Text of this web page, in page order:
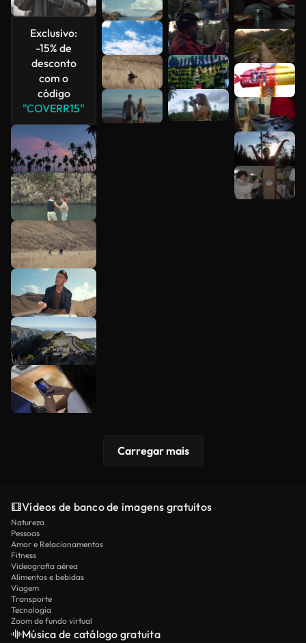
Exclusivo:
-15% de
desconto
com o
código
"COVERR15"
Veja mais
Carregar mais
Vídeos de banco de imagens gratuitos
Natureza
Pessoas
Amor e Relacionamentos
Fitness
Videografia aérea
Alimentos e bebidas
Viagem
Transporte
Tecnologia
Zoom de fundo virtual
Música de catálogo gratuita